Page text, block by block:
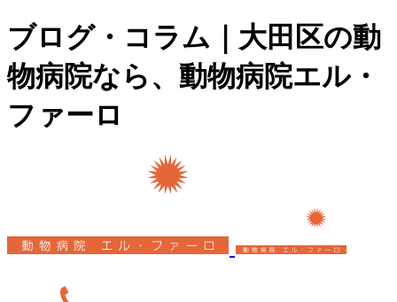
ブログ・コラム｜大田区の動
物病院なら、動物病院エル・
ファーロ